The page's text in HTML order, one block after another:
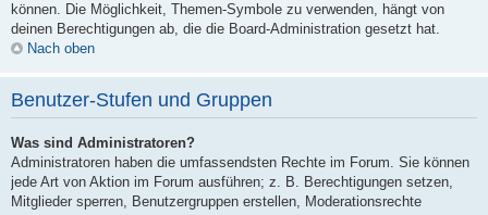
können. Die Möglichkeit, Themen-Symbole zu verwenden, hängt von
deinen Berechtigungen ab, die die Board-Administration gesetzt hat.
Nach oben
Benutzer-Stufen und Gruppen
Was sind Administratoren?
Administratoren haben die umfassendsten Rechte im Forum. Sie können
jede Art von Aktion im Forum ausführen; z. B. Berechtigungen setzen,
Mitglieder sperren, Benutzergruppen erstellen, Moderationsrechte